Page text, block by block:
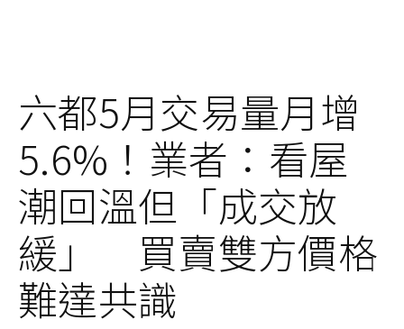
六都5月交易量月增
5.6%！業者：看屋
潮回溫但「成交放
緩」 買賣雙方價格
難達共識